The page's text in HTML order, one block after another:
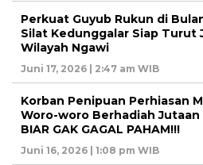
Perkuat Guyub Rukun di
Silat Kedunggalar Siap Turut
Wilayah Ngawi
Juni 17, 2026 | 2:47 am WIB
Korban Penipuan Perhiasan
Woro-woro Berhadiah Jutaan
BIAR GAK GAGAL PAHAM!!!
Juni 16, 2026 | 1:08 pm WIB